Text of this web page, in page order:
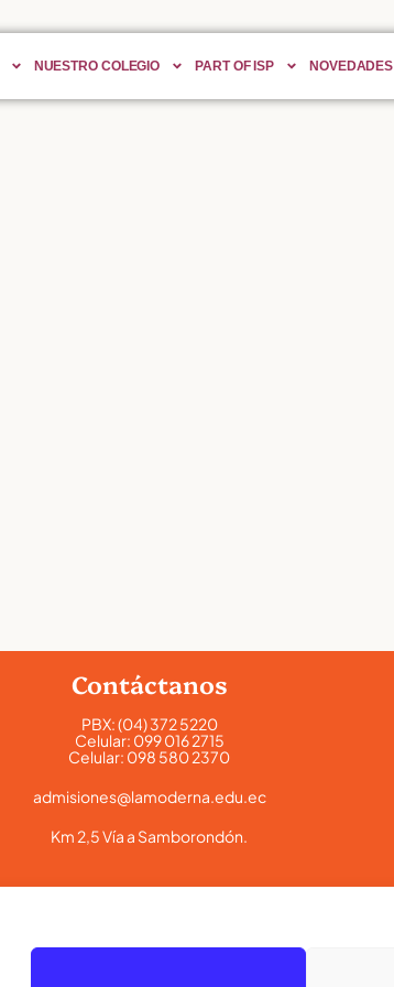
NUESTRO COLEGIO PART OF ISP NOVEDADES
Contáctanos
PBX:(04) 372 5220
Celular: 099 016 2715
Celular: 098 580 2370
admisiones@lamoderna.edu.ec
Km 2,5 Vía a Samborondón.